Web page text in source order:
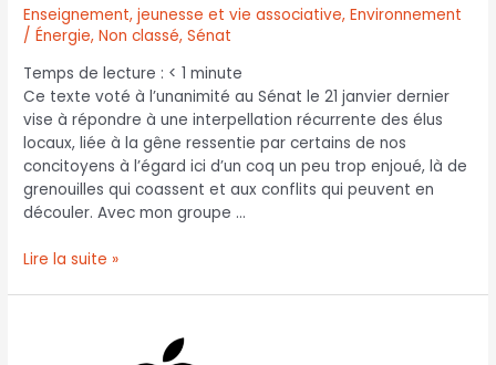
Enseignement, jeunesse et vie associative,Environnement
/ Énergie,Non classé,Sénat
Temps de lecture : < 1 minute
Ce texte voté à l’unanimité au Sénat le 21 janvier dernier
vise à répondre à une interpellation récurrente des élus
locaux, liée à la gêne ressentie par certains de nos
concitoyens à l’égard ici d’un coq un peu trop enjoué, là de
grenouilles qui coassent et aux conflits qui peuvent en
découler. Avec mon groupe …
Lire la suite »